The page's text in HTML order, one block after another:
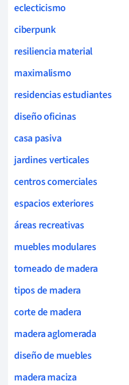
eclecticismo
ciberpunk
resiliencia material
maximalismo
residencias estudiantes
diseño oficinas
casa pasiva
jardines verticales
centros comerciales
espacios exteriores
áreas recreativas
muebles modulares
torneado de madera
tipos de madera
corte de madera
madera aglomerada
diseño de muebles
madera maciza